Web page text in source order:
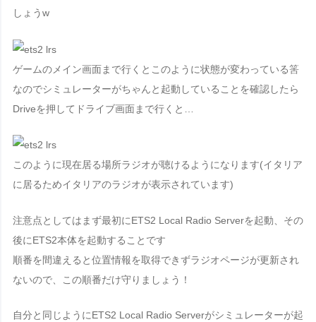
しょうw
ゲームのメイン画面まで行くとこのように状態が変わっている筈
なのでシミュレーターがちゃんと起動していることを確認したら
Driveを押してドライブ画面まで行くと…
このように現在居る場所ラジオが聴けるようになります(イタリア
に居るためイタリアのラジオが表示されています)
注意点としてはまず最初にETS2 Local Radio Serverを起動、その
後にETS2本体を起動すること です
順番を間違えると位置情報を取得できずラジオページが更新され
ないので、この順番だけ守りましょう！
自分と同じようにETS2 Local Radio Serverがシミュレーターが起